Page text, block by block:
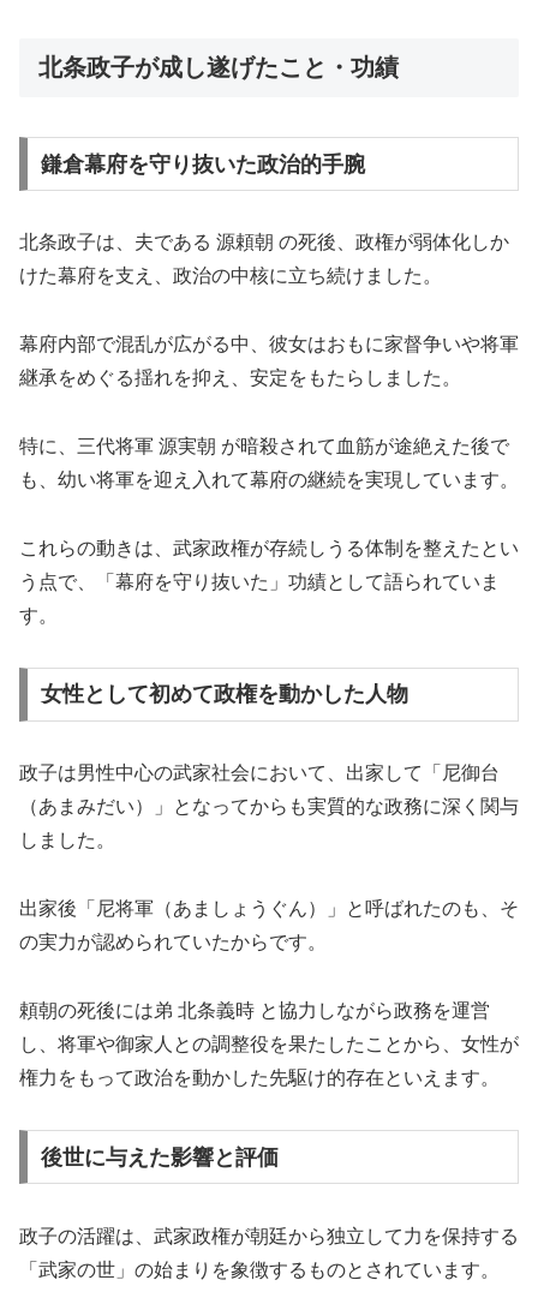
北条政子が成し遂げたこと・功績
鎌倉幕府を守り抜いた政治的手腕
北条政子は、夫である 源頼朝 の死後、政権が弱体化しか
けた幕府を支え、政治の中核に立ち続けました。
幕府内部で混乱が広がる中、彼女はおもに家督争いや将軍
継承をめぐる揺れを抑え、安定をもたらしました。
特に、三代将軍 源実朝 が暗殺されて血筋が途絶えた後で
も、幼い将軍を迎え入れて幕府の継続を実現しています。
これらの動きは、武家政権が存続しうる体制を整えたとい
う点で、「幕府を守り抜いた」功績として語られていま
す。
女性として初めて政権を動かした人物
政子は男性中心の武家社会において、出家して「尼御台
（あまみだい）」となってからも実質的な政務に深く関与
しました。
出家後「尼将軍（あましょうぐん）」と呼ばれたのも、そ
の実力が認められていたからです。
頼朝の死後には弟 北条義時 と協力しながら政務を運営
し、将軍や御家人との調整役を果たしたことから、女性が
権力をもって政治を動かした先駆け的存在といえます。
後世に与えた影響と評価
政子の活躍は、武家政権が朝廷から独立して力を保持する
「武家の世」の始まりを象徴するものとされています。